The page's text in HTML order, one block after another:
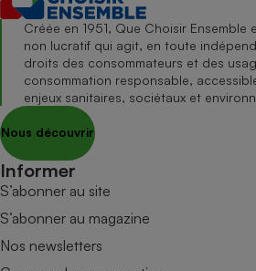
Créée en 1951, Que Choisir
non lucratif qui agit, en toute
droits des consommateurs et des
consommation responsable,
enjeux sanitaires, sociétaux et
Nous découvrir
Informer
S’abonner au site
S’abonner au magazine
Nos newsletters